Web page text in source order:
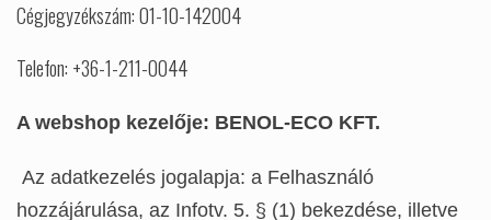
Cégjegyzékszám: 01-10-142004
Telefon: +36-1-211-0044
A webshop kezelője: BENOL-ECO KFT.
Az adatkezelés jogalapja: a Felhasználó
hozzájárulása, az Infotv. 5. § (1) bekezdése, illetve